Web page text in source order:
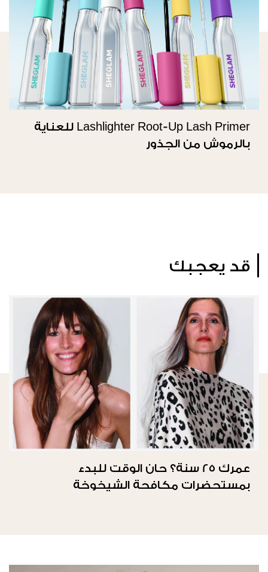
Lashlighter Root-Up Lash Primer للعناية
بالرموش من الجذور
قد يعجبك
عمرك 25 سنة؟ حان الوقت للبدء
بمستحضرات مكافحة الشيخوخة